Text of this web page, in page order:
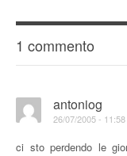
1 commento
antoniog
26/07/2005 - 11:58
ci sto perdendo le